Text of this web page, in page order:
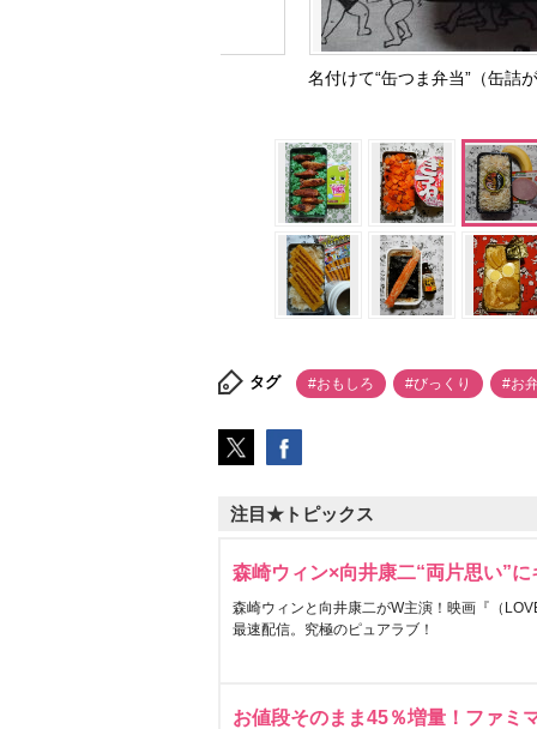
名付けて“缶つま弁当”（缶詰
タグ #おもしろ #びっくり #お
注目★トピックス
森崎ウィン×向井康二“両片思い”
森崎ウィンと向井康二がW主演！映画『（
最速配信。究極のピュアラブ！
お値段そのまま45％増量！ファミ